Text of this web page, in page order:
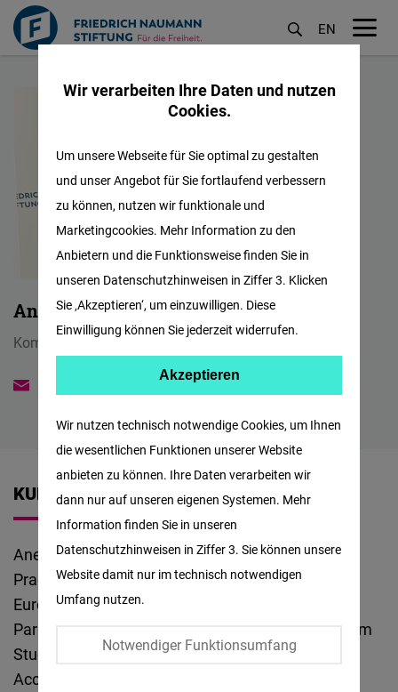
EN
Aneta Švrčinová
Kommunikation und Projekt Manager (Slowenien)
aneta.svrcinova@freiheit.org
KURZBIOGRAFIE
Aneta Švrčinová ist seit März 2024 für die FNF in
Prag tätig. Sie hat einen Master-Abschluss in
Europa-Studien (Institut d’études politiques de
Paris/Sciences Po). Beschäftigt war sie nach ihrem
Studium beim European Producers Club und bei
Accenture Frankreich. Sie spricht Tschechisch,
Wir verarbeiten Ihre Daten und nutzen
Cookies.
Wir nutzen technisch notwendige Cookies, um Ihnen
die wesentlichen Funktionen unserer Website
anbieten zu können. Ihre Daten verarbeiten wir
dann nur auf unseren eigenen Systemen. Mehr
Information finden Sie in unseren
Datenschutzhinweisen in Ziffer 3. Sie können unsere
Website damit nur im technisch notwendigen
Umfang nutzen.
Notwendiger Funktionsumfang
Um unsere Webseite für Sie optimal zu gestalten
und unser Angebot für Sie fortlaufend verbessern
zu können, nutzen wir funktionale und
Marketingcookies. Mehr Information zu den
Anbietern und die Funktionsweise finden Sie in
unseren Datenschutzhinweisen in Ziffer 3. Klicken
Sie ‚Akzeptieren‘, um einzuwilligen. Diese
Einwilligung können Sie jederzeit widerrufen.
Facebook
Embed
Twitter
Embed
Instagram
Akzeptieren